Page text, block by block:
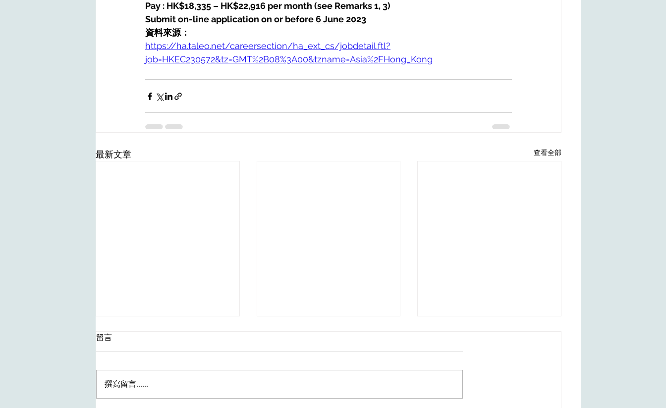
Pay : HK$18,335 – HK$22,916 per month (see Remarks 1, 3)
Submit on-line application on or before 6 June 2023
資料來源：
https://ha.taleo.net/careersection/ha_ext_cs/jobdetail.ftl?
job=HKEC230572&tz=GMT%2B08%3A00&tzname=Asia%2FHong_Kong
最新文章 查看全部
留言
撰寫留言......